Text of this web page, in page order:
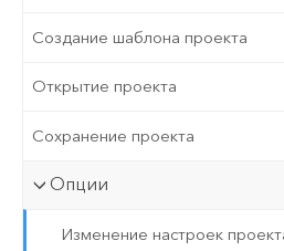
Создание шаблона проекта
Открытие проекта
Сохранение проекта
Опции
Изменение настроек